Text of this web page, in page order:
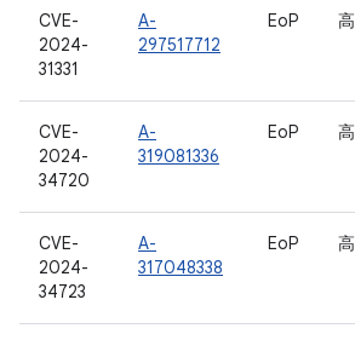
CVE-
2024-
31331
A-
297517712
EoP 高
CVE-
2024-
34720
A-
319081336
EoP 高
CVE-
2024-
34723
A-
317048338
EoP 高